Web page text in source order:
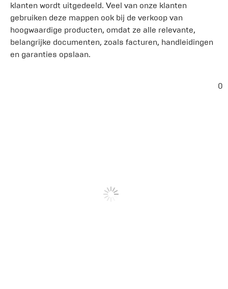
klanten wordt uitgedeeld. Veel van onze klanten
gebruiken deze mappen ook bij de verkoop van
hoogwaardige producten, omdat ze alle relevante,
belangrijke documenten, zoals facturen, handleidingen
en garanties opslaan.
0